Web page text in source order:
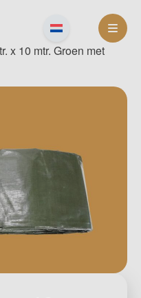
x 10 mtr. Groen met